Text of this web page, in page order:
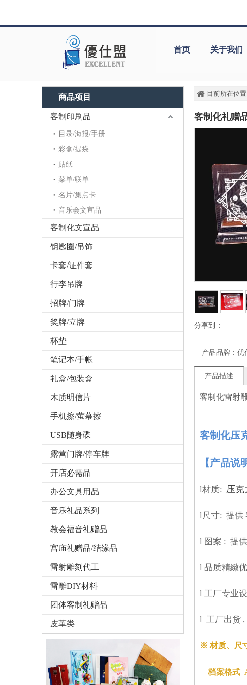
首页 关于我们
商品项目
客制印刷品
目录/海报/手册
彩盒/提袋
贴纸
菜单/联单
名片/集点卡
音乐会文宣品
客制化文宣品
钥匙圈/吊饰
卡套/证件套
行李吊牌
招牌/门牌
奖牌/立牌
杯垫
笔记本/手帐
礼盒/包装盒
木质明信片
手机擦/萤幕擦
USB随身碟
露营门牌/停车牌
开店必需品
办公文具用品
音乐礼品系列
教会福音礼赠品
宫庙礼赠品/结缘品
雷射雕刻代工
雷雕DIY材料
团体客制礼赠品
皮革类
目前所在位
客制化礼赠
分享到：
产品品牌： 优
产品描述
客制化雷射
客制化压
【产品说
l材质: 压克
l尺寸: 提供
l 图案 : 提
l 品质精緻
l 工厂专业
l 工厂出货 ,
※ 材质、尺
档案格式